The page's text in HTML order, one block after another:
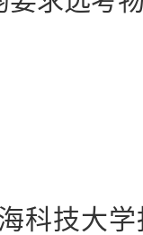
技大学